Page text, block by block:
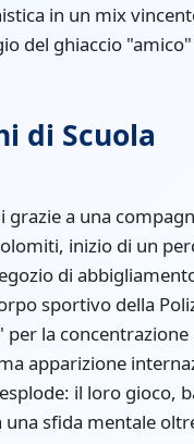
in un mix
del ghiaccio "amico"
di Scuola
a una
inizio di un
di
sportivo della
la concentrazione
apparizione
il loro gioco,
sfida mentale